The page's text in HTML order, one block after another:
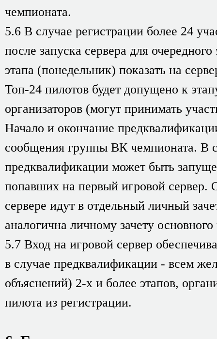
чемпионата.
5.6 В случае регистрации более 24
после запуска сервера для
этапа (понедельник) показать на
Топ-24 пилотов будет допущено к
организаторов (могут принимать
Начало и окончание
сообщения группы ВК чемпионата. В
предквалификации может быть
попавших на первый игровой сервер.
сервере идут в отдельный личный
аналогична личному зачету
5.7 Вход на игровой сервер
в случае предквалификации - всем
объяснений) 2-х и более этапов,
пилота из регистрации.